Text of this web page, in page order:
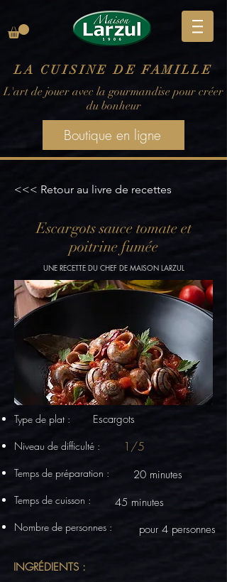
LA CUISINE DE FAMILLE
L'art de jouer avec la gourmandise pour créer
du bonheur
Boutique en ligne
<<< Retour au livre de recettes
Escargots sauce tomate et
poitrine fumée
UNE RECETTE DU CHEF DE MAISON LARZUL
Type de plat :
Niveau de difficulté :
Temps de préparation :
Temps de cuisson :
Nombre de personnes :
Escargots
1/5
20 minutes
45 minutes
pour 4 personnes
INGRÉDIENTS :